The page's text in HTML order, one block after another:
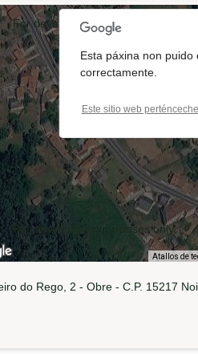
For development purposes only
For development purposes only
Atallos de
Esta páxina non
correctamente.
Este sitio web
do Rego, 2 - Obre - C.P. 15217